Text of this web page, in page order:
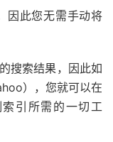
因此您无需手动将
搜索结果，因此如
），您就可以在
引所需的一切工